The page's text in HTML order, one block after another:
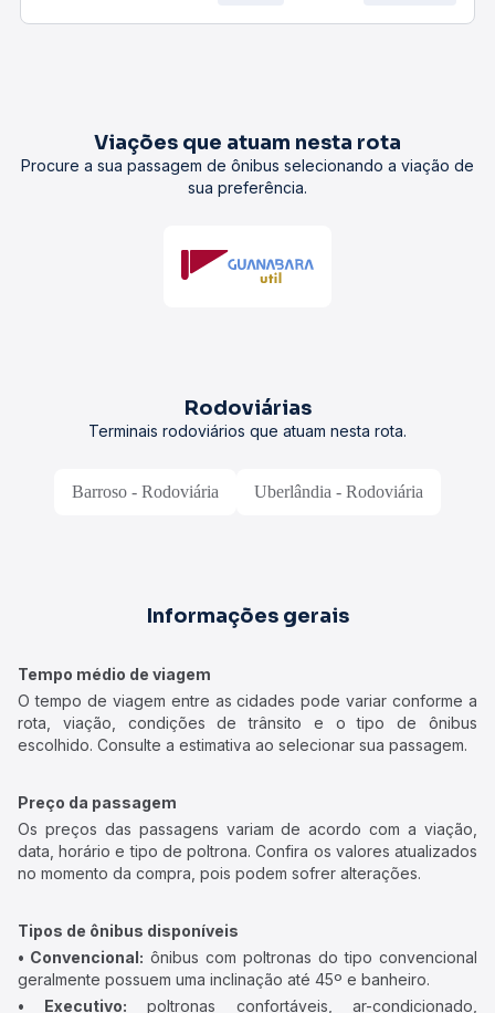
Viações que atuam nesta rota
Procure a sua passagem de ônibus selecionando a viação de
sua preferência.
Rodoviárias
Terminais rodoviários que atuam nesta rota.
Barroso - Rodoviária Uberlândia - Rodoviária
Informações gerais
Tempo médio de viagem
O tempo de viagem entre as cidades pode variar conforme a
rota, viação, condições de trânsito e o tipo de ônibus
escolhido. Consulte a estimativa ao selecionar sua passagem.
Preço da passagem
Os preços das passagens variam de acordo com a viação,
data, horário e tipo de poltrona. Confira os valores atualizados
no momento da compra, pois podem sofrer alterações.
Tipos de ônibus disponíveis
• Convencional: ônibus com poltronas do tipo convencional
geralmente possuem uma inclinação até 45º e banheiro.
• Executivo: poltronas confortáveis, ar-condicionado,